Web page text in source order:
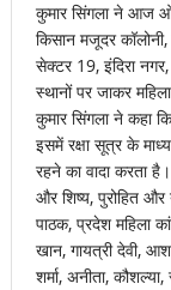
कुमार सिंगला ने आज
किसान मजूदर
सेक्टर 19, इंदिरा
स्थानों पर जाकर
कुमार सिंगला ने कहा
इसमें रक्षा सूत्र के
रहने का वादा करता
और शिष्य, पुरोहित और
पाठक, प्रदेश महिला
खान, गायत्री देवी,
शर्मा, अनीता,